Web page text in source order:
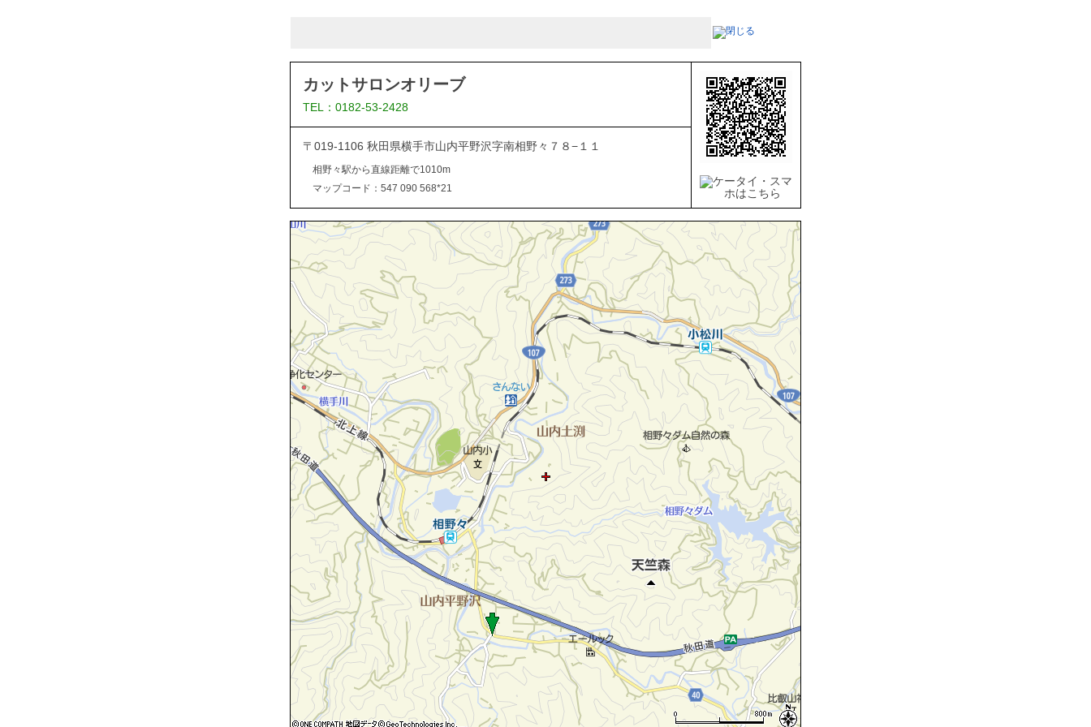
カットサロンオリーブ
TEL：0182-53-2428
〒019-1106 秋田県横手市山内平野沢字南相野々７８−１１
相野々駅から直線距離で1010m
マップコード：547 090 568*21